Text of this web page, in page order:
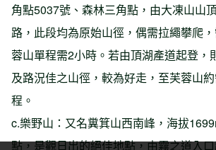
角點5037號、森林三角點，由大凍山山
路，此段均為原始山徑，偶需拉繩攀爬
蓉山單程需2小時。若由頂湖產道起登，
及路況佳之山徑，較為好走，至芙蓉山
程。
c.樂野山：又名糞箕山西南峰，海拔
點，是觀日出的絕佳地點，由霧之道入